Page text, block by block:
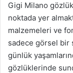
Gigi Milano
noktada yer
malzemeleri ve
sadece görsel bir
günlük
gözlüklerinde